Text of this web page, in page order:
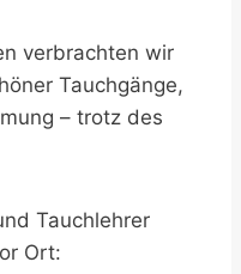
verbrachten wir
Tauchgänge,
– trotz des
Tauchlehrer
Ort: